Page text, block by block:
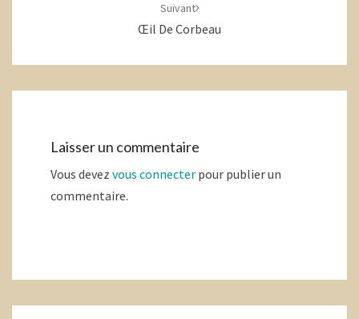
Suivant
Œil De Corbeau
Laisser un commentaire
Vous devez vous connecter pour publier un
commentaire.